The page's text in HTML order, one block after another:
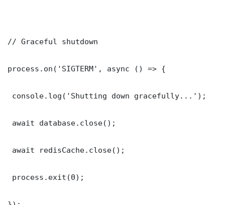
// Graceful shutdown
process.on('SIGTERM', async () => {
console.log('Shutting down gracefully...');
await database.close();
await redisCache.close();
process.exit(0);